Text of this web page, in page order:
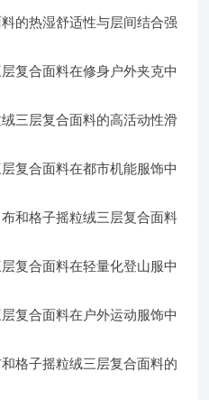
的热湿舒适性与层间结合强
复合面料在修身户外夹克中
三层复合面料的高活动性滑
复合面料在都市机能服饰中
和格子摇粒绒三层复合面料
复合面料在轻量化登山服中
复合面料在户外运动服饰中
格子摇粒绒三层复合面料的